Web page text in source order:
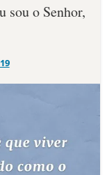
sou o Senhor,